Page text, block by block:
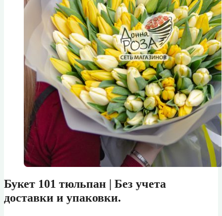
Букет 101 тюльпан | Без учета
доставки и упаковки.